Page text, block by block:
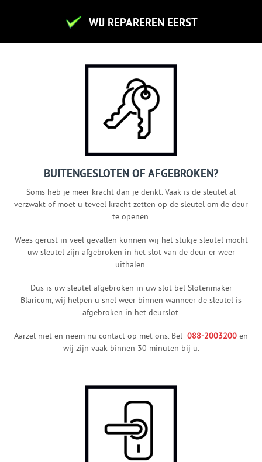
WIJ REPAREREN EERST
BUITENGESLOTEN OF AFGEBROKEN?
Soms heb je meer kracht dan je denkt. Vaak is de sleutel al
verzwakt of moet u teveel kracht zetten op de sleutel om de deur
te openen.
Wees gerust in veel gevallen kunnen wij het stukje sleutel mocht
uw sleutel zijn afgebroken in het slot van de deur er weer
uithalen.
Dus is uw sleutel afgebroken in uw slot bel Slotenmaker
Blaricum, wij helpen u snel weer binnen wanneer de sleutel is
afgebroken in het deurslot.
Aarzel niet en neem nu contact op met ons. Bel 088-2003200 en
wij zijn vaak binnen 30 minuten bij u.